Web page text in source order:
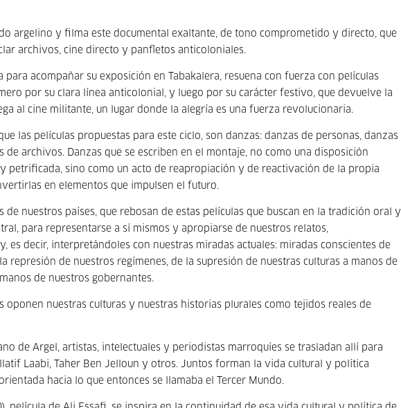
argelino y filma este documental exaltante, de tono comprometido y directo, que
archivos, cine directo y panfletos anticoloniales.
para acompañar su exposición en Tabakalera, resuena con fuerza con películas
por su clara línea anticolonial, y luego por su carácter festivo, que devuelve la
al cine militante, un lugar donde la alegría es una fuerza revolucionaria.
las películas propuestas para este ciclo, son danzas: danzas de personas, danzas
de archivos. Danzas que se escriben en el montaje, no como una disposición
petrificada, sino como un acto de reapropiación y de reactivación de la propia
en elementos que impulsen el futuro.
de nuestros países, que rebosan de estas películas que buscan en la tradición oral y
para representarse a sí mismos y apropiarse de nuestros relatos,
es decir, interpretándoles con nuestras miradas actuales: miradas conscientes de
represión de nuestros regímenes, de la supresión de nuestras culturas a manos de
de nuestros gobernantes.
oponen nuestras culturas y nuestras historias plurales como tejidos reales de
de Argel, artistas, intelectuales y periodistas marroquíes se trasladan allí para
Laabi, Taher Ben Jelloun y otros. Juntos forman la vida cultural y política
hacia lo que entonces se llamaba el Tercer Mundo.